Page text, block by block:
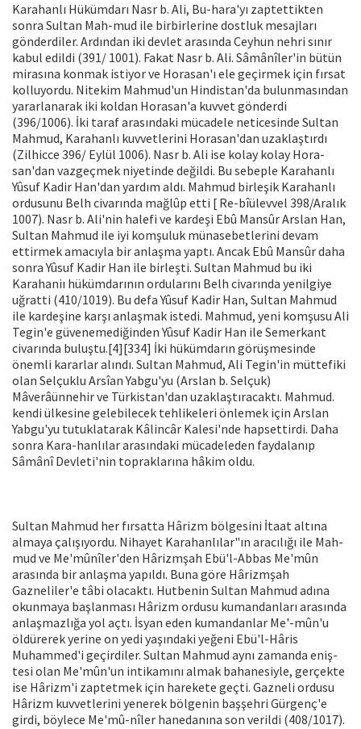
Karahanlı Hükümdarı Nasr b. Ali, Bu-hara'yı zaptettikten
sonra Sultan Mah-mud ile birbirlerine dostluk mesajları
gönderdiler. Ardından iki devlet arasın­da Ceyhun nehri sınır
kabul edildi (391/ 1001). Fakat Nasr b. Ali. Sâmânîler'in bü­tün
mirasına konmak istiyor ve Horasan'ı ele geçirmek için fırsat
kolluyordu. Nite­kim Mahmud'un Hindistan'da bulunma­sından
yararlanarak iki koldan Horasan'a kuvvet gönderdi
(396/1006). İki taraf arasındaki mücadele neticesinde Sultan
Mahmud, Karahanlı kuvvetlerini Hora­san'dan uzaklaştırdı
(Zilhicce 396/ Eylül 1006). Nasr b. Ali ise kolay kolay Hora­
san'dan vazgeçmek niyetinde değildi. Bu sebeple Karahanlı
Yûsuf Kadir Han'dan yardım aldı. Mahmud birleşik Karahanlı
ordusunu Belh civarında mağlûp etti [ Re-bîülevvel 398/Aralık
1007). Nasr b. Ali'nin halefi ve kardeşi Ebû Mansûr Arslan Han,
Sultan Mahmud ile iyi komşuluk müna­sebetlerini devam
ettirmek amacıyla bir anlaşma yaptı. Ancak Ebû Mansûr daha
sonra Yûsuf Kadir Han ile birleşti. Sultan Mahmud bu iki
Karahaniı hükümdarının ordularını Belh civarında yenilgiye
uğratti (410/1019). Bu defa Yûsuf Kadir Han, Sultan Mahmud
ile kardeşine karşı anlaş­mak istedi. Mahmud, yeni komşusu Ali
Tegin'e güvenemediğinden Yûsuf Kadir Han ile Semerkant
civarında buluştu.[4][334] İki hükümdarın görüşmesinde
önemli kararlar alındı. Sul­tan Mahmud, Ali Tegin'in müttefiki
olan Selçuklu Arsîan Yabgu'yu (Arslan b. Sel­çuk)
Mâverâünnehir ve Türkistan'dan uzaklaştıracaktı. Mahmud.
kendi ülkesi­ne gelebilecek tehlikeleri önlemek için Arslan
Yabgu'yu tutuklatarak Kâlincâr Kalesi'nde hapsettirdi. Daha
sonra Kara-hanlılar arasındaki mücadeleden fayda­lanıp
Sâmânî Devleti'nin topraklarına hâkim oldu.
Sultan Mahmud her fırsatta Hârizm bölgesini İtaat altına
almaya çalışıyordu. Nihayet Karahanlılar"ın aracılığı ile Mah­
mud ve Me'mûnîler'den Hârizmşah Ebü'l-Abbas Me'mûn
arasında bir anlaşma ya­pıldı. Buna göre Hârizmşah
Gazneliler'e tâbi olacaktı. Hutbenin Sultan Mahmud adına
okunmaya başlanması Hârizm or­dusu kumandanları arasında
anlaşmazlı­ğa yol açtı. İsyan eden kumandanlar Me'-mûn'u
öldürerek yerine on yedi yaşındaki yeğeni Ebü'l-Hâris
Muhammed'i geçirdi­ler. Sultan Mahmud aynı zamanda eniş­
tesi olan Me'mûn'un intikamını almak bahanesiyle, gerçekte
ise Hârizm'i zap­tetmek için harekete geçti. Gazneli ordu­su
Hârizm kuvvetlerini yenerek bölgenin başşehri Gürgenç'e
girdi, böylece Me'mû-nîler hanedanına son verildi (408/1017).